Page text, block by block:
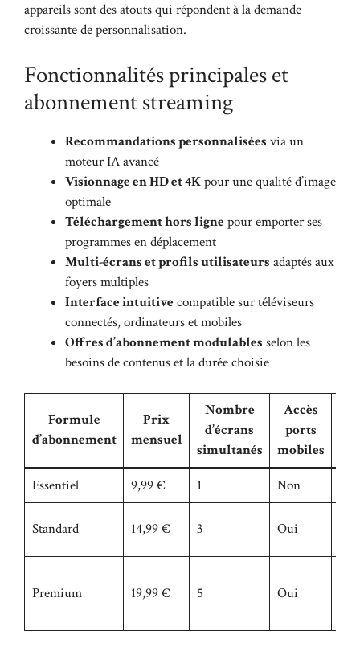
appareils sont des atouts qui répondent à la demande
croissante de personnalisation.
Fonctionnalités principales et
abonnement streaming
Recommandations personnalisées via un
moteur IA avancé
Visionnage en HD et 4Kpour une qualité d’image
optimale
Téléchargement hors lignepour emporter ses
programmes en déplacement
Multi-écrans et profils utilisateurs adaptés aux
foyers multiples
Interface intuitivecompatible sur téléviseurs
connectés, ordinateurs et mobiles
Offres d’abonnement modulables selon les
besoins de contenus et la durée choisie
Formule
d’abonnement
Prix
mensuel
Nombre
d’écrans
simultanés
Accès
ports
mobiles
Essentiel 9,99 € 1 Non
Standard 14,99 € 3 Oui
Premium 19,99 € 5 Oui